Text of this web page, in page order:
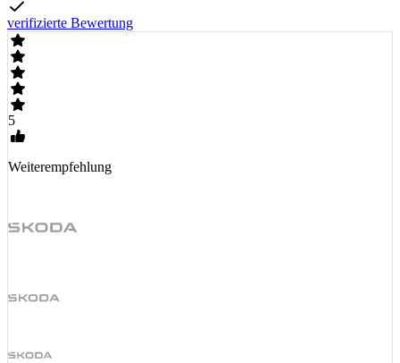
verifizierte Bewertung
5
Weiterempfehlung